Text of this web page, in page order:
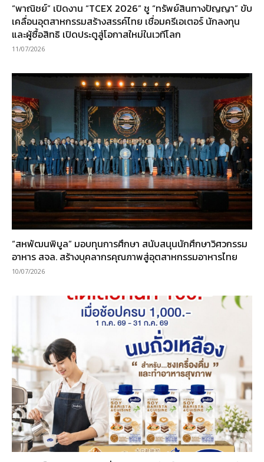
“พาณิชย์” เปิดงาน “TCEX 2026” ชู “ทรัพย์สินทางปัญญา” ขับ
เคลื่อนอุตสาหกรรมสร้างสรรค์ไทย เชื่อมครีเอเตอร์ นักลงทุน
และผู้ซื้อสิทธิ เปิดประตูสู่โอกาสใหม่ในเวทีโลก
11/07/2026
“สหพัฒนพิบูล” มอบทุนการศึกษา สนับสนุนนักศึกษาวิศวกรรม
อาหาร สจล. สร้างบุคลากรคุณภาพสู่อุตสาหกรรมอาหารไทย
10/07/2026